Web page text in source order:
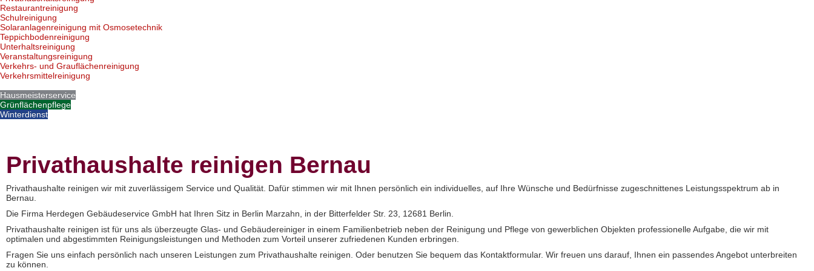
Restaurantreinigung
Schulreinigung
Solaranlagenreinigung mit Osmosetechnik
Teppichbodenreinigung
Unterhaltsreinigung
Veranstaltungsreinigung
Verkehrs- und Grauflächenreinigung
Verkehrsmittelreinigung
Hausmeisterservice
Grünflächenpflege
Winterdienst
Privathaushalte reinigen Bernau
Privathaushalte reinigen wir mit zuverlässigem Service und Qualität. Dafür stimmen wir mit Ihnen persönlich ein individuelles, auf Ihre Wünsche und Bedürfnisse zugeschnittenes Leistungsspektrum ab in
Bernau.
Die Firma Herdegen Gebäudeservice GmbH hat Ihren Sitz in Berlin Marzahn, in der Bitterfelder Str. 23, 12681 Berlin.
Privathaushalte reinigen ist für uns als überzeugte Glas- und Gebäudereiniger in einem Familienbetrieb neben der Reinigung und Pflege von gewerblichen Objekten professionelle Aufgabe, die wir mit
optimalen und abgestimmten Reinigungsleistungen und Methoden zum Vorteil unserer zufriedenen Kunden erbringen.
Fragen Sie uns einfach persönlich nach unseren Leistungen zum Privathaushalte reinigen. Oder benutzen Sie bequem das Kontaktformular. Wir freuen uns darauf, Ihnen ein passendes Angebot unterbreiten
zu können.